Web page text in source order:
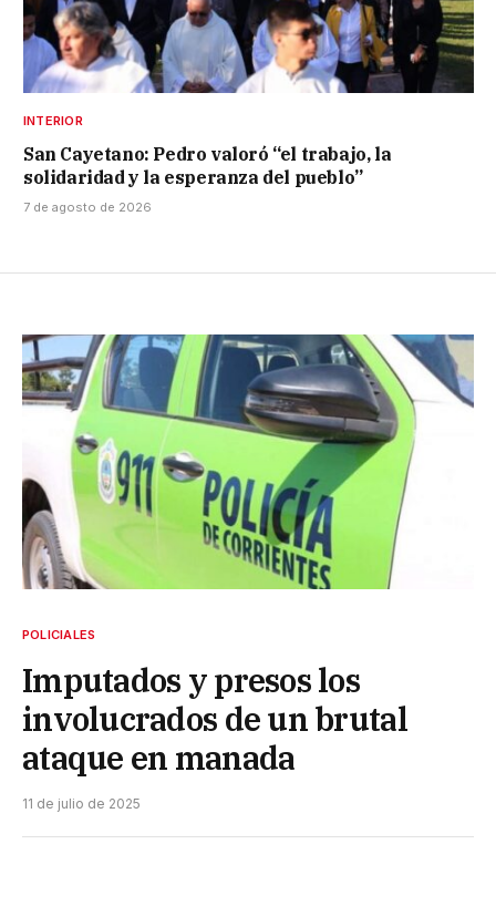
INTERIOR
San Cayetano: Pedro valoró “el trabajo, la
solidaridad y la esperanza del pueblo”
7 de agosto de 2026
POLICIALES
Imputados y presos los
involucrados de un brutal
ataque en manada
11 de julio de 2025